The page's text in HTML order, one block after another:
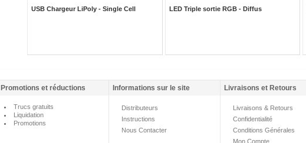
USB Chargeur LiPoly - Single Cell LED Triple sortie RGB - Diffus
Promotions et réductions Informations sur le site Livraisons et Retours
Trucs gratuits
Liquidation
Promotions
Distributeurs
Instructions
Nous Contacter
Livraisons & Retours
Confidentialité
Conditions Générales
Mon Compte